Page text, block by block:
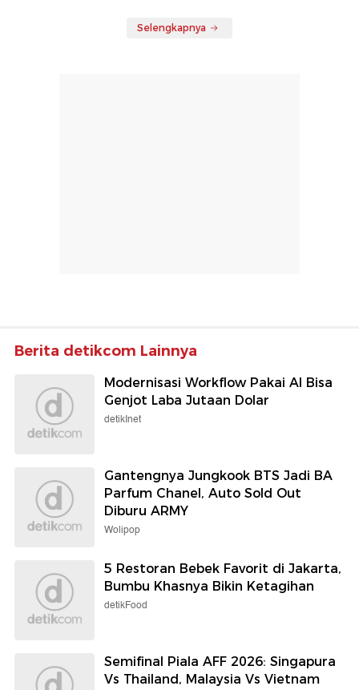
Selengkapnya
Berita detikcom Lainnya
Modernisasi Workflow Pakai AI Bisa
Genjot Laba Jutaan Dolar
detikInet
Gantengnya Jungkook BTS Jadi BA
Parfum Chanel, Auto Sold Out
Diburu ARMY
Wolipop
5 Restoran Bebek Favorit di Jakarta,
Bumbu Khasnya Bikin Ketagihan
detikFood
Semifinal Piala AFF 2026: Singapura
Vs Thailand, Malaysia Vs Vietnam